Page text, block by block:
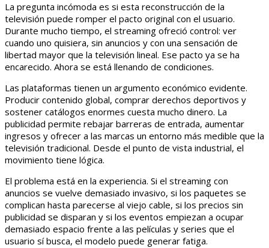
La pregunta incómoda es si esta reconstrucción de la
televisión puede romper el pacto original con el usuario.
Durante mucho tiempo, el streaming ofreció control: ver
cuando uno quisiera, sin anuncios y con una sensación de
libertad mayor que la televisión lineal. Ese pacto ya se ha
encarecido. Ahora se está llenando de condiciones.
Las plataformas tienen un argumento económico evidente.
Producir contenido global, comprar derechos deportivos y
sostener catálogos enormes cuesta mucho dinero. La
publicidad permite rebajar barreras de entrada, aumentar
ingresos y ofrecer a las marcas un entorno más medible que la
televisión tradicional. Desde el punto de vista industrial, el
movimiento tiene lógica.
El problema está en la experiencia. Si el streaming con
anuncios se vuelve demasiado invasivo, si los paquetes se
complican hasta parecerse al viejo cable, si los precios sin
publicidad se disparan y si los eventos empiezan a ocupar
demasiado espacio frente a las películas y series que el
usuario sí busca, el modelo puede generar fatiga.